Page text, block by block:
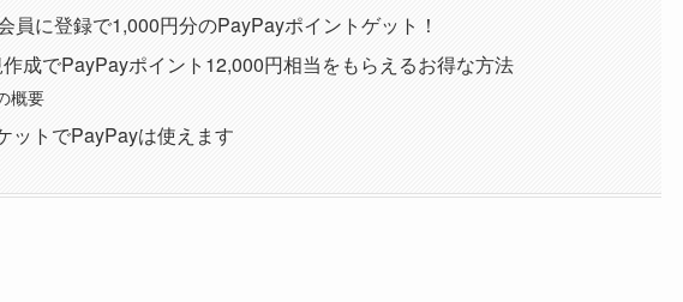
員に登録で1,000円分のPayPayポイントゲット！
成でPayPayポイント12,000円相当をもらえるお得な方法
概要
トでPayPayは使えます